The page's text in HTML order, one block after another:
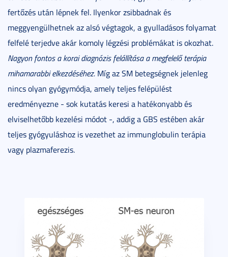
fertőzés után lépnek fel. Ilyenkor zsibbadnak és
meggyengülhetnek az alsó végtagok, a gyulladásos folyamat
felfelé terjedve akár komoly légzési problémákat is okozhat.
Nagyon fontos a korai diagnózis felállítása a megfelelő terápia
mihamarabbi elkezdéséhez. Míg az SM betegségnek jelenleg
nincs olyan gyógymódja, amely teljes felépülést
eredményezne - sok kutatás keresi a hatékonyabb és
elviselhetőbb kezelési módot -, addig a GBS estében akár
teljes gyógyuláshoz is vezethet az immunglobulin terápia
vagy plazmaferezis.